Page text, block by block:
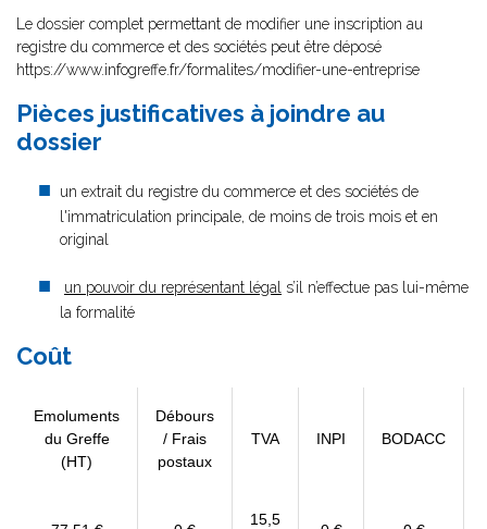
Le dossier complet permettant de modifier une inscription au
registre du commerce et des sociétés peut être déposé
https://www.infogreffe.fr/formalites/modifier-une-entreprise
Pièces justificatives à joindre au
dossier
un extrait du registre du commerce et des sociétés de
l'immatriculation principale, de moins de trois mois et en
original
un pouvoir du représentant légal s’il n’effectue pas lui-même
la formalité
Coût
Emoluments
du Greffe
(HT)
Débours
/ Frais
postaux
TVA INPI BODACC
15,5